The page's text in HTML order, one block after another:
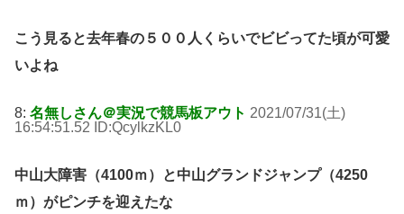
こう見ると去年春の５００人くらいでビビってた頃が可愛
いよね
8: 名無しさん＠実況で競馬板アウト 2021/07/31(土)
16:54:51.52 ID:QcylkzKL0
中山大障害（4100ｍ）と中山グランドジャンプ（4250
ｍ）がピンチを迎えたな